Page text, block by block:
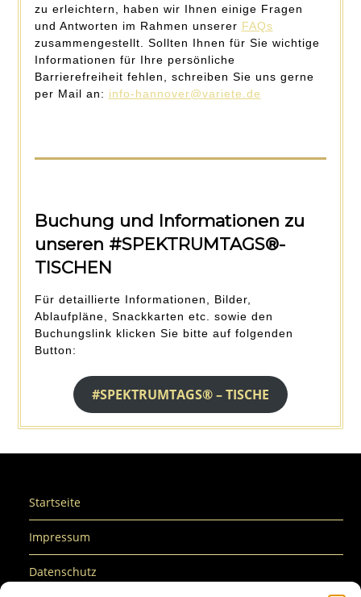
zu erleichtern, haben wir Ihnen einige Fragen
und Antworten im Rahmen unserer FAQs
zusammengestellt. Sollten Ihnen für Sie wichtige
Informationen für Ihre persönliche
Barrierefreiheit fehlen, schreiben Sie uns gerne
per Mail an: info-hannover@variete.de
Buchung und Informationen zu
unseren #SPEKTRUMTAGS®-
TISCHEN
Für detaillierte Informationen, Bilder,
Ablaufpläne, Snackkarten etc. sowie den
Buchungslink klicken Sie bitte auf folgenden
Button:
#SPEKTRUMTAGS® – TISCHE
Startseite
Impressum
Datenschutz